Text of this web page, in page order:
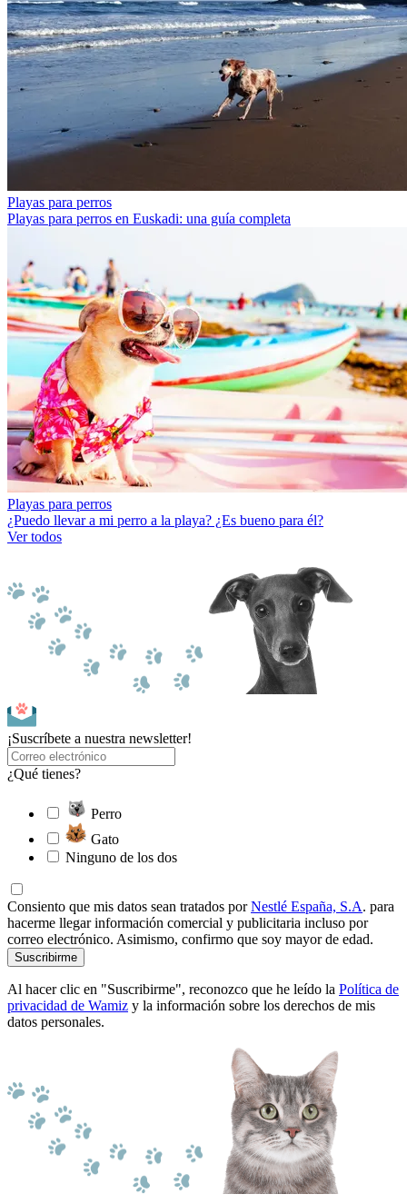
Playas para perros
Playas para perros en Euskadi: una guía completa
Playas para perros
¿Puedo llevar a mi perro a la playa? ¿Es bueno para él?
Ver todos
¡Suscríbete a nuestra newsletter!
¿Qué tienes?
Perro
Gato
Ninguno de los dos
Consiento que mis datos sean tratados porNestlé España, S.A. para
hacerme llegar información comercial y publicitaria incluso por
correo electrónico. Asimismo, confirmo que soy mayor de edad.
Suscribirme
Al hacer clic en "Suscribirme", reconozco que he leído la Política de
privacidad de Wamiz y la información sobre los derechos de mis
datos personales.